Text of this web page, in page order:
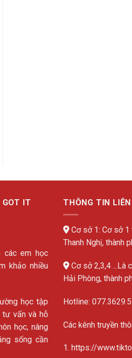
IT
các em học
khảo nhiều
học tập
tư vấn và hỗ
học, nâng
sống cần
THÔNG TIN LIÊN
Cơ sở 1: Cơ sở
Thanh Nghị, thành
Cơ sở 2,3,4 ...Là
Hải Phòng, thành
Hotline:
Các kênh truyền
1. https://